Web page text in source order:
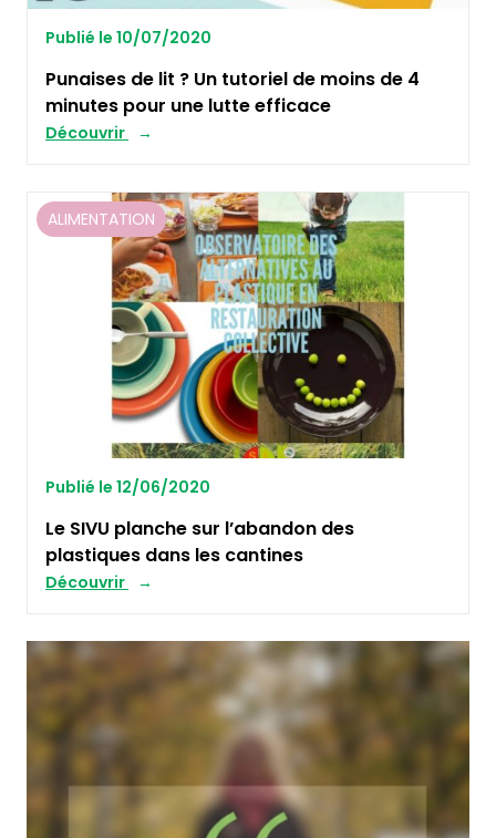
Publié le 10/07/2020
Punaises de lit ? Un tutoriel de moins de 4
minutes pour une lutte efficace
Découvrir
ALIMENTATION
Publié le 12/06/2020
Le SIVU planche sur l’abandon des
plastiques dans les cantines
Découvrir